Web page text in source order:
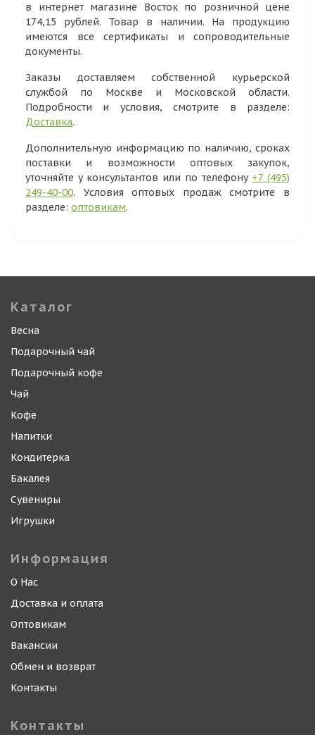
в интернет магазине Восток по розничной цене
174,15 рублей. Товар в наличии. На продукцию
имеются все сертификаты и сопроводительные
документы.
Заказы доставляем собственной курьерской
службой по Москве и Московской области.
Подробности и условия, смотрите в разделе:
Доставка.
Дополнительную информацию по наличию, сроках
поставки и возможности оптовых закупок,
уточняйте у консультантов или по телефону +7 (495)
249-40-00. Условия оптовых продаж смотрите в
разделе: оптовикам.
Каталог
Весна
Подарочный чай
Подарочный кофе
Чай
Кофе
Напитки
Кондитерка
Бакалея
Сувениры
Игрушки
Информация
О Нас
Доставка и оплата
Оптовикам
Вакансии
Обмен и возврат
Контакты
Контакты